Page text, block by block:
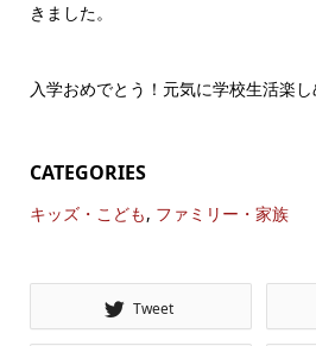
きました。
入学おめでとう！元気に学校生活楽し
CATEGORIES
キッズ・こども, ファミリー・家族
Tweet